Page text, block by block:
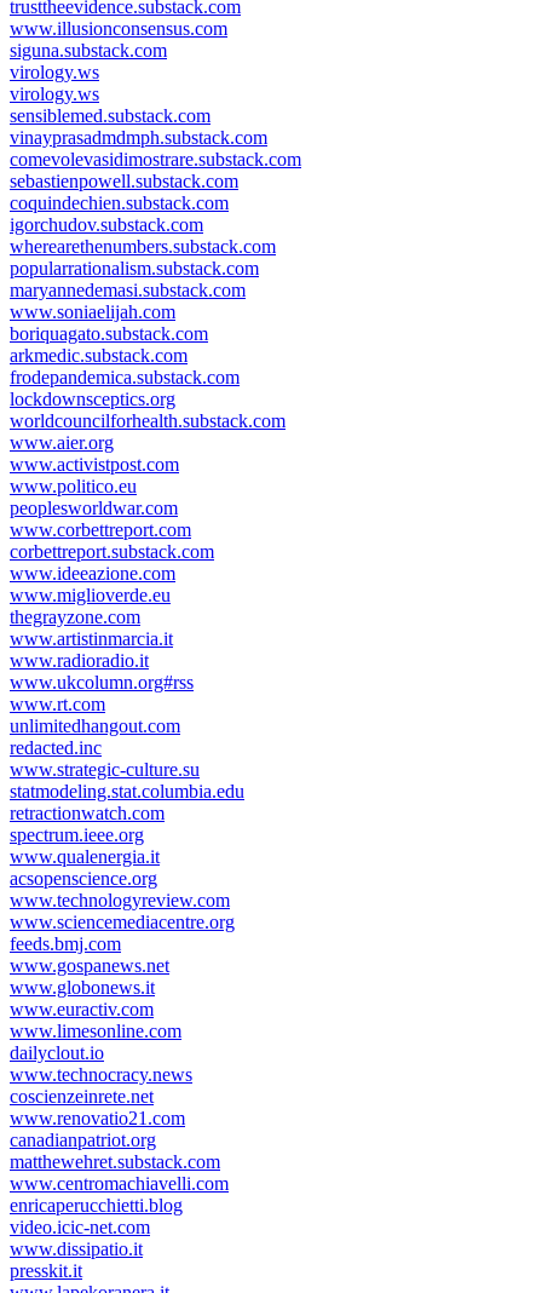
trusttheevidence.substack.com
www.illusionconsensus.com
siguna.substack.com
virology.ws
virology.ws
sensiblemed.substack.com
vinayprasadmdmph.substack.com
comevolevasidimostrare.substack.com
sebastienpowell.substack.com
coquindechien.substack.com
igorchudov.substack.com
wherearethenumbers.substack.com
popularrationalism.substack.com
maryannedemasi.substack.com
www.soniaelijah.com
boriquagato.substack.com
arkmedic.substack.com
frodepandemica.substack.com
lockdownsceptics.org
worldcouncilforhealth.substack.com
www.aier.org
www.activistpost.com
www.politico.eu
peoplesworldwar.com
www.corbettreport.com
corbettreport.substack.com
www.ideeazione.com
www.miglioverde.eu
thegrayzone.com
www.artistinmarcia.it
www.radioradio.it
www.ukcolumn.org#rss
www.rt.com
unlimitedhangout.com
redacted.inc
www.strategic-culture.su
statmodeling.stat.columbia.edu
retractionwatch.com
spectrum.ieee.org
www.qualenergia.it
acsopenscience.org
www.technologyreview.com
www.sciencemediacentre.org
feeds.bmj.com
www.gospanews.net
www.globonews.it
www.euractiv.com
www.limesonline.com
dailyclout.io
www.technocracy.news
coscienzeinrete.net
www.renovatio21.com
canadianpatriot.org
matthewehret.substack.com
www.centromachiavelli.com
enricaperucchietti.blog
video.icic-net.com
www.dissipatio.it
presskit.it